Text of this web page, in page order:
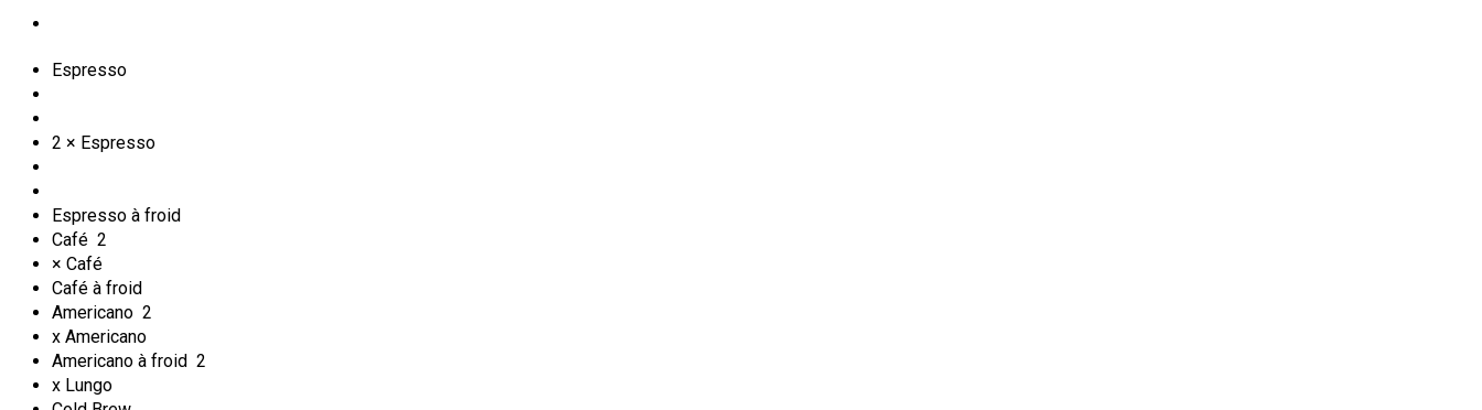
Espresso
2 × Espresso
Espresso à froid
Café 2
× Café
Café à froid
Americano 2
x Americano
Americano à froid 2
x Lungo